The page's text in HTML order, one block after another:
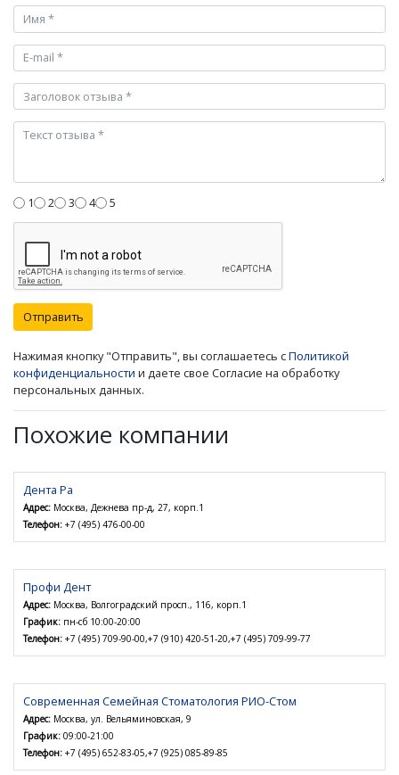
1 2 3 4 5
Отправить
Нажимая кнопку "Отправить", вы соглашаетесь сПолитикой
конфиденциальности и даете свое Согласие на обработку
персональных данных.
Похожие компании
Дента Ра
Адрес: Москва, Дежнева пр-д, 27, корп.1
Телефон: +7 (495) 476-00-00
Профи Дент
Адрес: Москва, Волгоградский просп., 116, корп.1
График: пн-сб 10:00-20:00
Телефон: +7 (495) 709-90-00,+7 (910) 420-51-20,+7 (495) 709-99-77
Современная Семейная Стоматология РИО-Стом
Адрес: Москва, ул. Вельяминовская, 9
График: 09:00-21:00
Телефон: +7 (495) 652-83-05,+7 (925) 085-89-85